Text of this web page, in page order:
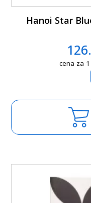
Hanoi Star
cena za